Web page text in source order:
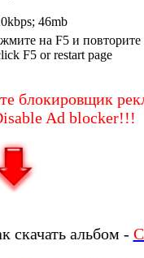
46mb
на F5 и
F5 or restart page
Ad blocker!!!
скачать альбом -